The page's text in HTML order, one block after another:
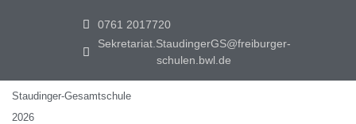
0761 2017720
Sekretariat.StaudingerGS@freiburger-
schulen.bwl.de
Staudinger-Gesamtschule
2026